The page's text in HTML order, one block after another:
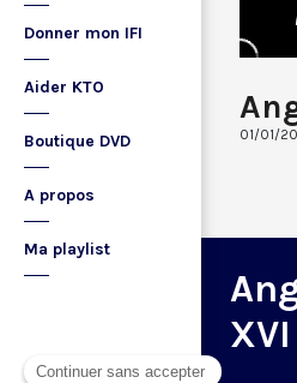
Donner mon IFI
Aider KTO
Boutique DVD
A propos
Ma playlist
01/01/
XVI